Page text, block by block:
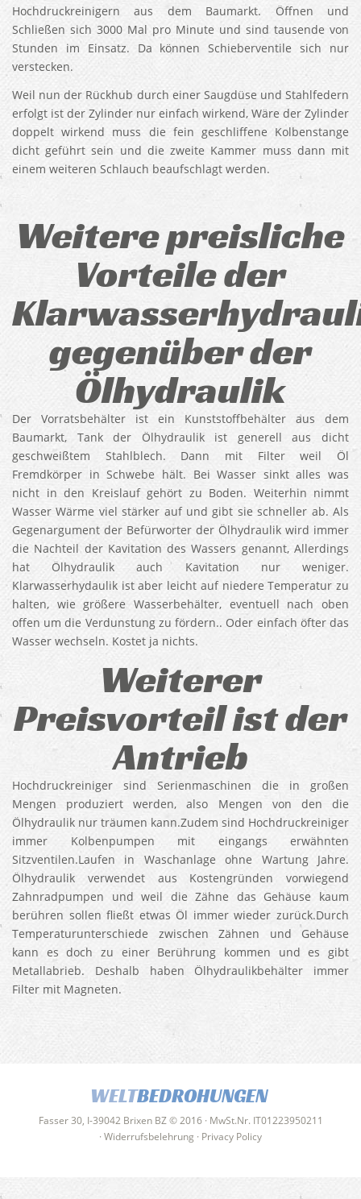
Hochdruckreinigern aus dem Baumarkt. Öffnen und
Schließen sich 3000 Mal pro Minute und sind tausende von
Stunden im Einsatz. Da können Schieberventile sich nur
verstecken.
Weil nun der Rückhub durch einer Saugdüse und Stahlfedern
erfolgt ist der Zylinder nur einfach wirkend, Wäre der Zylinder
doppelt wirkend muss die fein geschliffene Kolbenstange
dicht geführt sein und die zweite Kammer muss dann mit
einem weiteren Schlauch beaufschlagt werden.
Weitere preisliche
Vorteile der
gegenüber der
Ölhydraulik
Der Vorratsbehälter ist ein Kunststoffbehälter aus dem
Baumarkt, Tank der Ölhydraulik ist generell aus dicht
geschweißtem Stahlblech. Dann mit Filter weil Öl
Fremdkörper in Schwebe hält. Bei Wasser sinkt alles was
nicht in den Kreislauf gehört zu Boden. Weiterhin nimmt
Wasser Wärme viel stärker auf und gibt sie schneller ab. Als
Gegenargument der Befürworter der Ölhydraulik wird immer
die Nachteil der Kavitation des Wassers genannt, Allerdings
hat Ölhydraulik auch Kavitation nur weniger.
Klarwasserhydaulik ist aber leicht auf niedere Temperatur zu
halten, wie größere Wasserbehälter, eventuell nach oben
offen um die Verdunstung zu fördern.. Oder einfach öfter das
Wasser wechseln. Kostet ja nichts.
Weiterer
Preisvorteil ist der
Antrieb
Hochdruckreiniger sind Serienmaschinen die in großen
Mengen produziert werden, also Mengen von den die
Ölhydraulik nur träumen kann.Zudem sind Hochdruckreiniger
immer Kolbenpumpen mit eingangs erwähnten
Sitzventilen.Laufen in Waschanlage ohne Wartung Jahre.
Ölhydraulik verwendet aus Kostengründen vorwiegend
Zahnradpumpen und weil die Zähne das Gehäuse kaum
berühren sollen fließt etwas Öl immer wieder zurück.Durch
Temperaturunterschiede zwischen Zähnen und Gehäuse
kann es doch zu einer Berührung kommen und es gibt
Metallabrieb. Deshalb haben Ölhydraulikbehälter immer
Filter mit Magneten.
WELTBEDROHUNGEN
Fasser 30, I-39042 Brixen BZ © 2016 · MwSt.Nr. IT01223950211
· Widerrufsbelehrung · Privacy Policy